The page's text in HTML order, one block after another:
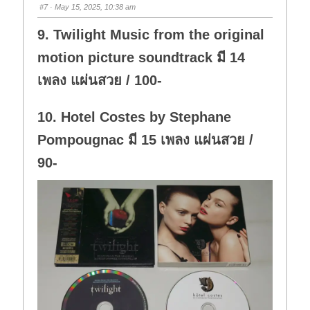
d
o
n
u
p
#7· May 15, 2025, 10:38 am
9. Twilight Music from the original
motion picture soundtrack มี 14
เพลง แผ่นสวย / 100-
10. Hotel Costes by Stephane
Pompougnac มี 15 เพลง แผ่นสวย /
90-